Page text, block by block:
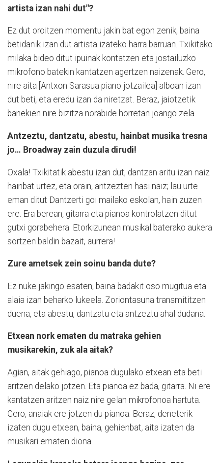
artista izan nahi dut"?
Ez dut oroitzen momentu jakin bat egon zenik, baina
betidanik izan dut artista izateko harra barruan. Txikitako
milaka bideo ditut ipuinak kontatzen eta jostailuzko
mikrofono batekin kantatzen agertzen naizenak. Gero,
nire aita [Antxon Sarasua piano jotzailea] alboan izan
dut beti, eta eredu izan da niretzat. Beraz, jaiotzetik
banekien nire bizitza norabide horretan joango zela.
Antzeztu, dantzatu, abestu, hainbat musika tresna
jo… Broadway zain duzula dirudi!
Oxala! Txikitatik abestu izan dut, dantzan aritu izan naiz
hainbat urtez, eta orain, antzezten hasi naiz; lau urte
eman ditut Dantzerti goi mailako eskolan, hain zuzen
ere. Era berean, gitarra eta pianoa kontrolatzen ditut
gutxi gorabehera. Etorkizunean musikal baterako aukera
sortzen baldin bazait, aurrera!
Zure ametsek zein soinu banda dute?
Ez nuke jakingo esaten, baina badakit oso mugitua eta
alaia izan beharko lukeela. Zoriontasuna transmititzen
duena, eta abestu, dantzatu eta antzeztu ahal dudana.
Etxean nork ematen du matraka gehien
musikarekin, zuk ala aitak?
Agian, aitak gehiago, pianoa dugulako etxean eta beti
aritzen delako jotzen. Eta pianoa ez bada, gitarra. Ni ere
kantatzen aritzen naiz nire gelan mikrofonoa hartuta.
Gero, anaiak ere jotzen du pianoa. Beraz, deneterik
izaten dugu etxean, baina, gehienbat, aita izaten da
musikari ematen diona.